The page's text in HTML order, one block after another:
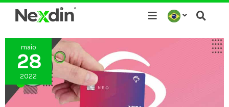
para
conteúdo
maio
28
2022